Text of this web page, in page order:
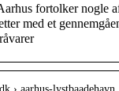
fortolker nogle
med et